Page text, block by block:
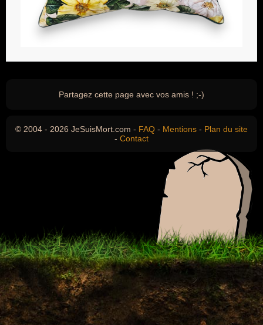
Partagez cette page avec vos amis ! ;-)
© 2004 - 2026 JeSuisMort.com - FAQ - Mentions - Plan du site
- Contact